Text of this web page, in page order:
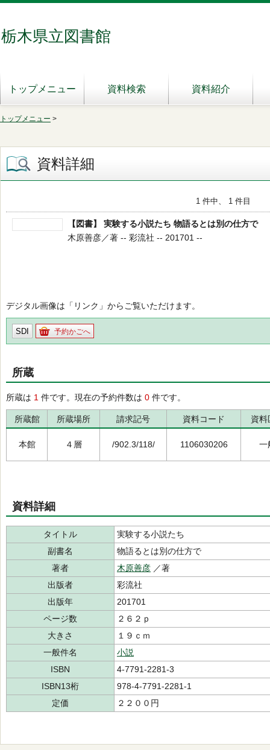
栃木県立図書館
トップメニュー 資料検索 資料紹介
トップメニュー >
資料詳細
1 件中、 1 件目
【図書】 実験する小説たち 物語るとは別の仕方で
木原善彦／著 -- 彩流社 -- 201701 --
デジタル画像は「リンク」からご覧いただけます。
SDI 予約かごへ
所蔵
所蔵は 1 件です。現在の予約件数は 0 件です。
所蔵館 所蔵場所 請求記号 資料コード 資料
本館 ４層 /902.3/118/ 1106030206 一
資料詳細
タイトル
実験する小説たち
副書名
物語るとは別の仕方で
著者
木原善彦 ／著
出版者
彩流社
出版年
201701
ページ数
２６２ｐ
大きさ
１９ｃｍ
一般件名
小説
ISBN
4-7791-2281-3
ISBN13桁
978-4-7791-2281-1
定価
２２００円